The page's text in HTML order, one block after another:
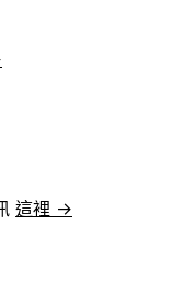
這裡 →